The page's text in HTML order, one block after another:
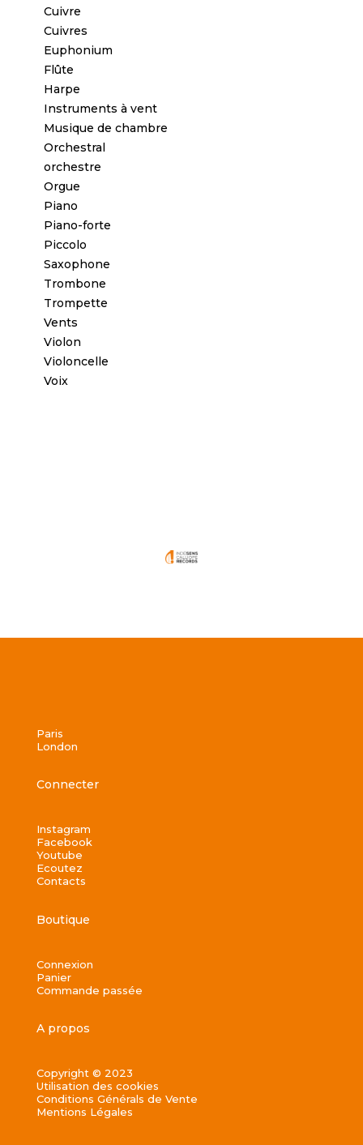
Cuivre
Cuivres
Euphonium
Flûte
Harpe
Instruments à vent
Musique de chambre
Orchestral
orchestre
Orgue
Piano
Piano-forte
Piccolo
Saxophone
Trombone
Trompette
Vents
Violon
Violoncelle
Voix
Paris
London
Connecter
Instagram
Facebook
Youtube
Ecoutez
Contacts
Boutique
Connexion
Panier
Commande passée
A propos
Copyright © 2023
Utilisation des cookies
Conditions Générals de Vente
Mentions Légales